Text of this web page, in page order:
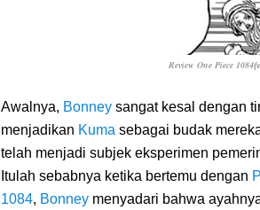
Review One Piece 1084
Awalnya, Bonney sangat kesal dengan
menjadikan Kuma sebagai budak
telah menjadi subjek eksperimen
Itulah sebabnya ketika bertemu dengan
1084, Bonney menyadari bahwa